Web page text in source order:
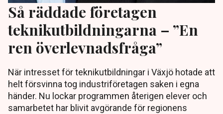
Så räddade företagen
teknikutbildningarna – ”En
ren överlevnadsfråga”
När intresset för teknikutbildningar i Växjö hotade att
helt försvinna tog industriföretagen saken i egna
händer. Nu lockar programmen återigen elever och
samarbetet har blivit avgörande för regionens